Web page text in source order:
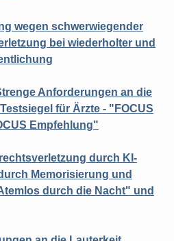
wegen schwerwiegender
bei wiederholter und
Anforderungen an die
für Ärzte - "FOCUS
Empfehlung"
durch KI-
Memorisierung und
durch die Nacht" und